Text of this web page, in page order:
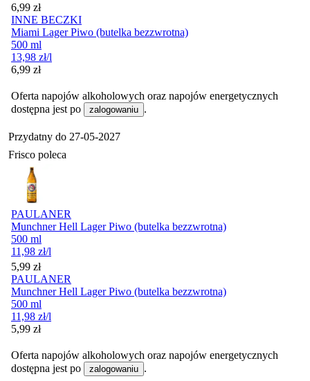
Cena
6,99 zł
INNE BECZKI
Miami Lager Piwo (butelka bezzwrotna)
500 ml
13,98 zł/l
Cena
6,99 zł
Oferta napojów alkoholowych oraz napojów energetycznych
dostępna jest po
zalogowaniu .
Przydatny do 27-05-2027
Frisco poleca
PAULANER
Munchner Hell Lager Piwo (butelka bezzwrotna)
500 ml
11,98 zł/l
Cena
5,99 zł
PAULANER
Munchner Hell Lager Piwo (butelka bezzwrotna)
500 ml
11,98 zł/l
Cena
5,99 zł
Oferta napojów alkoholowych oraz napojów energetycznych
dostępna jest po
zalogowaniu .